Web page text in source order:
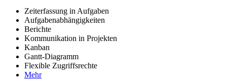
Zeiterfassung in Aufgaben
Aufgabenabhängigkeiten
Berichte
Kommunikation in Projekten
Kanban
Gantt-Diagramm
Flexible Zugriffsrechte
Mehr